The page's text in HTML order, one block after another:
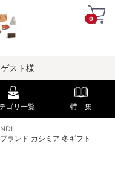
0
スト様
ゴリ一覧 特 集
ランド カシミア 冬ギフト